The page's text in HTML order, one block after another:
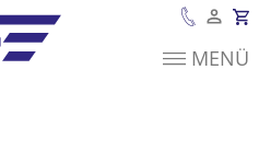
Es befinden sichMENÜ